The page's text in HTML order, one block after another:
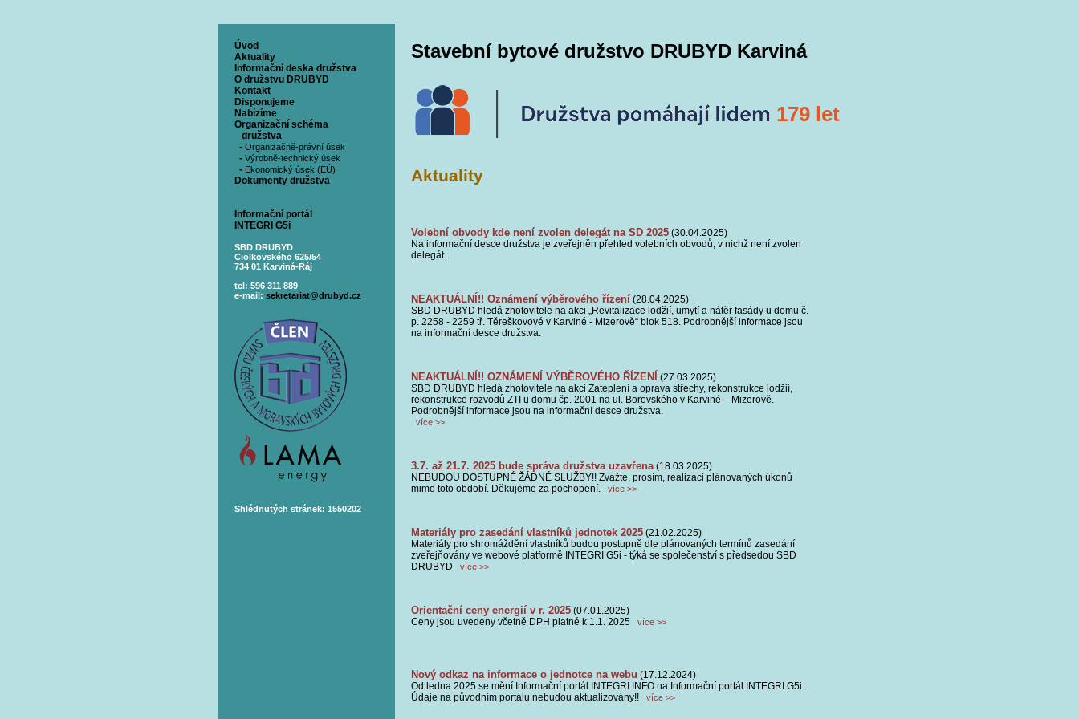
Úvod
Aktuality
Informační deska družstva
O družstvu DRUBYD
Kontakt
Disponujeme
Nabízíme
Organizační schéma
družstva
- Organizačně-právní úsek
- Výrobně-technický úsek
- Ekonomický úsek (EÚ)
Dokumenty družstva
Informační portál
INTEGRI G5i
SBD DRUBYD
Ciolkovského 625/54
734 01 Karviná-Ráj
tel: 596 311 889
e-mail: sekretariat@drubyd.cz
Shlédnutých stránek: 1550202
Stavební bytové družstvo DRUBYD Karviná
179 let
Aktuality
Volební obvody kde není zvolen delegát na SD 2025 (30.04.2025)
Na informační desce družstva je zveřejněn přehled volebních obvodů, v nichž není zvolen
delegát.
NEAKTUÁLNÍ!! Oznámení výběrového řízení (28.04.2025)
SBD DRUBYD hledá zhotovitele na akci „Revitalizace lodžií, umytí a nátěr fasády u domu č.
p. 2258 - 2259 tř. Těreškovové v Karviné - Mizerově“ blok 518. Podrobnější informace jsou
na informační desce družstva.
NEAKTUÁLNÍ!! OZNÁMENÍ VÝBĚROVÉHO ŘÍZENÍ
(27.03.2025)
SBD DRUBYD hledá zhotovitele na akci Zateplení a oprava střechy, rekonstrukce lodžií,
rekonstrukce rozvodů ZTI u domu čp. 2001 na ul. Borovského v Karviné – Mizerově.
Podrobnější informace jsou na informační desce družstva.
více >>
3.7. až 21.7. 2025 bude správa družstva uzavřena (18.03.2025)
NEBUDOU DOSTUPNÉ ŽÁDNÉ SLUŽBY!! Zvažte, prosím, realizaci plánovaných úkonů
mimo toto období. Děkujeme za pochopení.
více >>
Materiály pro zasedání vlastníků jednotek 2025 (21.02.2025)
Materiály pro shromáždění vlastníků budou postupně dle plánovaných termínů zasedání
zveřejňovány ve webové platformě INTEGRI G5i - týká se společenství s předsedou SBD
DRUBYD
více >>
Orientační ceny energií v r. 2025 (07.01.2025)
Ceny jsou uvedeny včetně DPH platné k 1.1. 2025
více >>
Nový odkaz na informace o jednotce na webu (17.12.2024)
Od ledna 2025 se mění Informační portál INTEGRI INFO na Informační portál INTEGRI G5i.
Údaje na původním portálu nebudou aktualizovány!!
více >>